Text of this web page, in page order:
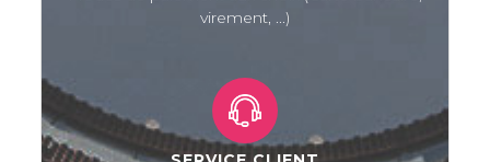
virement, ...)